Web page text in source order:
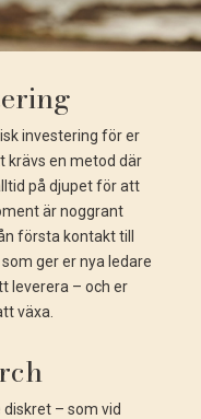
investering för er
krävs en metod där
på djupet för att
är noggrant
första kontakt till
ger er nya ledare
leverera – och er
växa.
– som vid